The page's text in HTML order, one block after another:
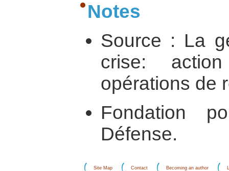
Notes
Source : La
crise:
opérations de
Fondation
Défense.
Site Map Contact Becoming an author